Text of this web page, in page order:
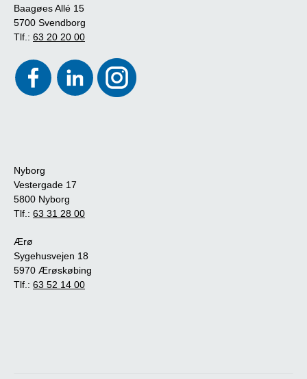
Baagøes Allé 15
5700 Svendborg
Tlf.: 63 20 20 00
Nyborg
Vestergade 17
5800 Nyborg
Tlf.: 63 31 28 00
Ærø
Sygehusvejen 18
5970 Ærøskøbing
Tlf.: 63 52 14 00